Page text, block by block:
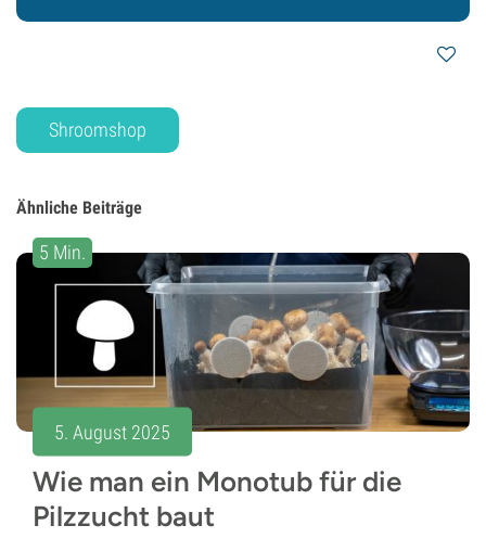
Shroomshop
Ähnliche Beiträge
5 Min.
5. August 2025
Wie man ein Monotub für die
Pilzzucht baut